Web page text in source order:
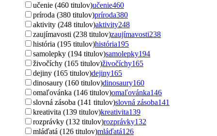
učenie (460 titulov)učenie460
príroda (380 titulov)príroda380
aktivity (248 titulov)aktivity248
zaujímavosti (238 titulov)zaujímavosti238
história (195 titulov)história195
samolepky (194 titulov)samolepky194
živočíchy (165 titulov)živočíchy165
dejiny (165 titulov)dejiny165
dinosaury (160 titulov)dinosaury160
omaľovánka (146 titulov)omaľovánka146
slovná zásoba (141 titulov)slovná zásoba141
kreativita (139 titulov)kreativita139
rozprávky (132 titulov)rozprávky132
mláďatá (126 titulov)mláďatá126